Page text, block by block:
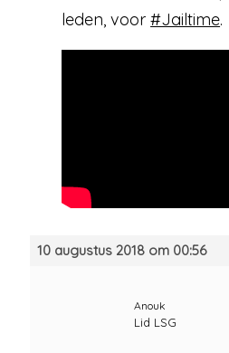
leden, voor#Jailtime.
10 augustus 2018 om 00:56
Anouk
Lid LSG